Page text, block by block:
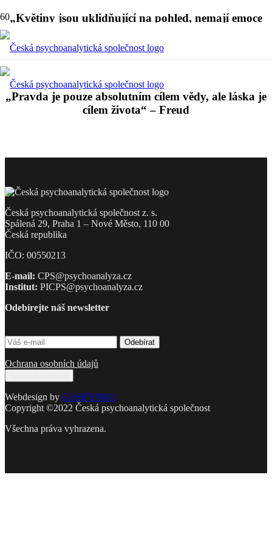
„Květiny jsou uklidňující na pohled, nemají emoce
„Pravda je pouze absolutním cílem vědy, ale láska je
cílem života“ – Freud
Česká psychoanalytická společnost z. s.
Spálená 29, Praha 1 – Nové Město, 110 00
Česká republika
IČO: 00550213
E-mail: CPS@psychoanalyza.cz
Institut: PICPS@psychoanalyza.cz
Odebírejte náš newsletter
Ochrana osobních údajů
Webdesign by GASPYNKO
Copyright ©2022 Česká psychoanalytická společnost
Všechna práva vyhrazena.